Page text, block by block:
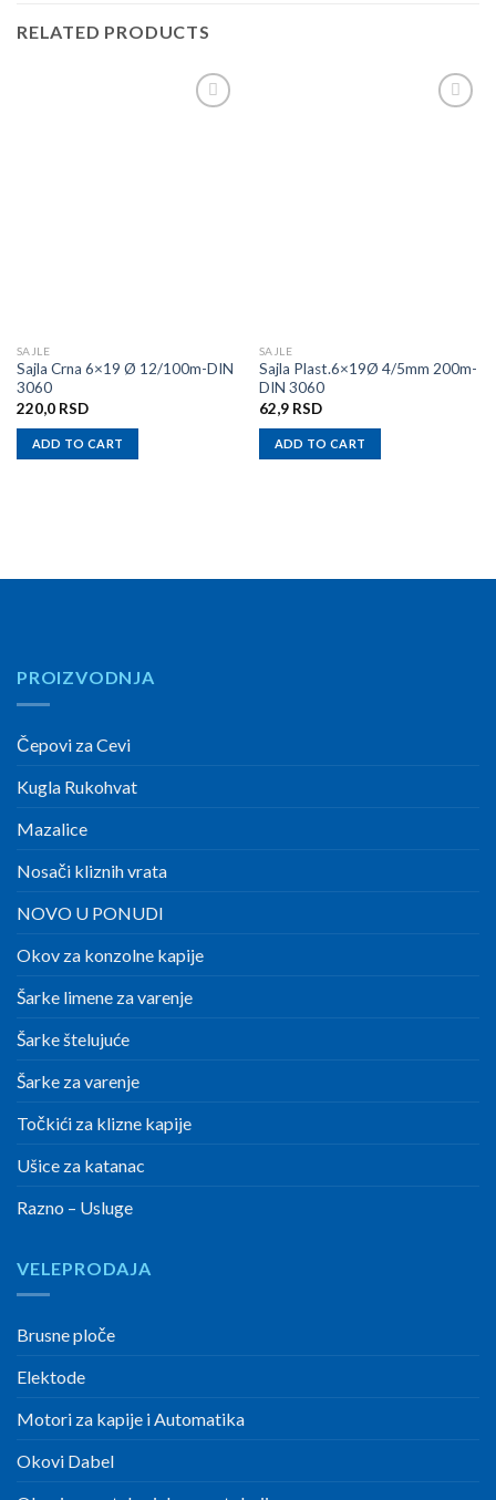
RELATED PRODUCTS
SAJLE
Sajla Crna 6×19 Ø 12/100m-DIN
3060
220,0 RSD
ADD TO CART
SAJLE
Sajla Plast.6×19Ø 4/5mm 200m-
DIN 3060
62,9 RSD
ADD TO CART
PROIZVODNJA
Čepovi za Cevi
Kugla Rukohvat
Mazalice
Nosači kliznih vrata
NOVO U PONUDI
Okov za konzolne kapije
Šarke limene za varenje
Šarke štelujuće
Šarke za varenje
Točkići za klizne kapije
Ušice za katanac
Razno – Usluge
VELEPRODAJA
Brusne ploče
Elektode
Motori za kapije i Automatika
Okovi Dabel